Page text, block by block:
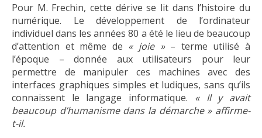
Pour M. Frechin, cette dérive se lit dans l’histoire du
numérique. Le développement de l’ordinateur
individuel dans les années 80 a été le lieu de beaucoup
d’attention et même de « joie »– terme utilisé à
l’époque – donnée aux utilisateurs pour leur
permettre de manipuler ces machines avec des
interfaces graphiques simples et ludiques, sans qu’ils
connaissent le langage informatique. « Il y avait
beaucoup d’humanisme dans la démarche » affirme-
t-il.